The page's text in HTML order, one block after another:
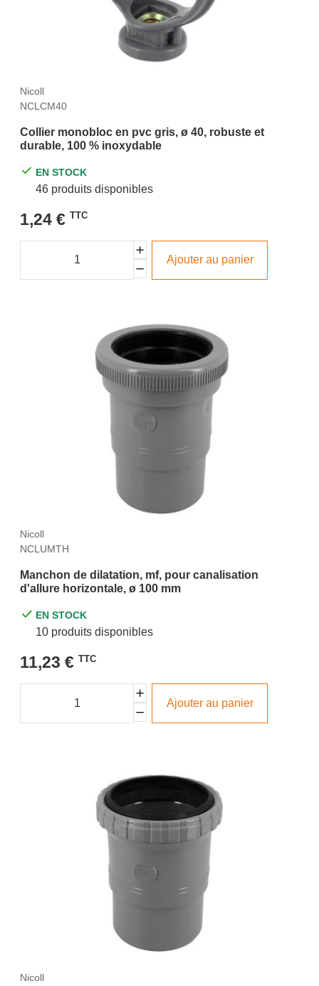
Nicoll
NCLCM40
Collier monobloc en pvc gris, ø 40, robuste et
durable, 100 % inoxydable
EN STOCK
46 produits disponibles
1,24 € TTC
Ajouter au panier
Nicoll
NCLUMTH
Manchon de dilatation, mf, pour canalisation
d'allure horizontale, ø 100 mm
EN STOCK
10 produits disponibles
11,23 € TTC
Ajouter au panier
Nicoll